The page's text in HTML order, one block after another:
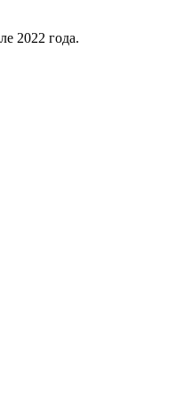
2022 года.